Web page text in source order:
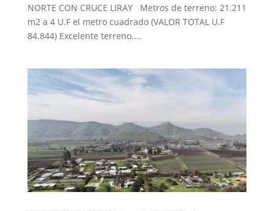
NORTE CON CRUCE LIRAY Metros de terreno: 21.211
m2 a 4 U.F el metro cuadrado (VALOR TOTAL U.F
84.844) Excelente terreno....